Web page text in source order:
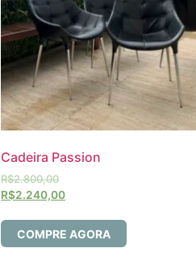
Cadeira Passion
R$2.800,00
R$2.240,00
COMPRE AGORA